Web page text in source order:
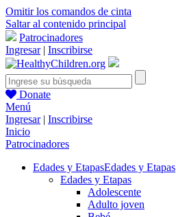
Omitir los comandos de cinta
Saltar al contenido principal
Patrocinadores
Ingresar| Inscribirse
Donate
Menú
Ingresar| Inscribirse
Inicio
Patrocinadores
Edades y EtapasEdades y Etapas
Edades y Etapas
Adolescente
Adulto joven